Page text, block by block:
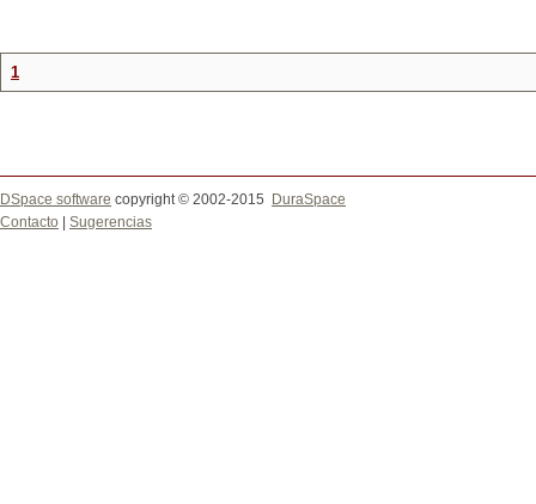
1
DSpace software copyright © 2002-2015
DuraSpace
Contacto
Sugerencias